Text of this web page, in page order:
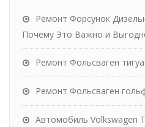
Ремонт Форсунок
Почему Это Важно и
Ремонт Фольсваген
Ремонт Фольсваген
Автомобиль Volkswagen